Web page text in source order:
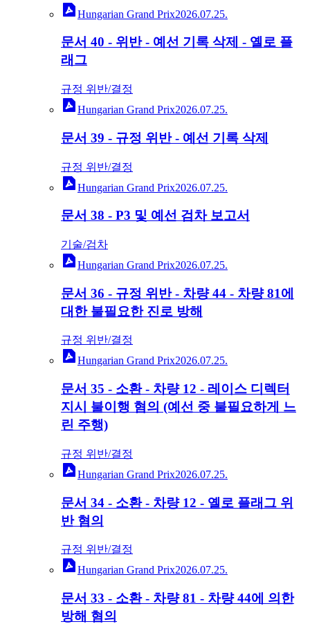
Hungarian Grand Prix2026.07.25.
문서 40 - 위반 - 예선 기록 삭제 - 옐로 플
래그
규정 위반/결정
Hungarian Grand Prix2026.07.25.
문서 39 - 규정 위반 - 예선 기록 삭제
규정 위반/결정
Hungarian Grand Prix2026.07.25.
문서 38 - P3 및 예선 검차 보고서
기술/검차
Hungarian Grand Prix2026.07.25.
문서 36 - 규정 위반 - 차량 44 - 차량 81에
대한 불필요한 진로 방해
규정 위반/결정
Hungarian Grand Prix2026.07.25.
문서 35 - 소환 - 차량 12 - 레이스 디렉터
지시 불이행 혐의 (예선 중 불필요하게 느
린 주행)
규정 위반/결정
Hungarian Grand Prix2026.07.25.
문서 34 - 소환 - 차량 12 - 옐로 플래그 위
반 혐의
규정 위반/결정
Hungarian Grand Prix2026.07.25.
문서 33 - 소환 - 차량 81 - 차량 44에 의한
방해 혐의